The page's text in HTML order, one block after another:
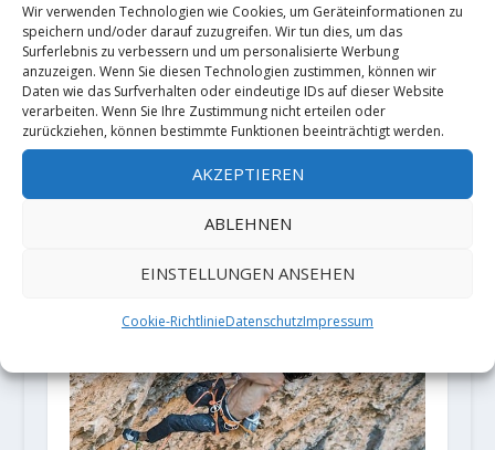
Wir verwenden Technologien wie Cookies, um Geräteinformationen zu
speichern und/oder darauf zuzugreifen. Wir tun dies, um das
Surferlebnis zu verbessern und um personalisierte Werbung
anzuzeigen. Wenn Sie diesen Technologien zustimmen, können wir
Daten wie das Surfverhalten oder eindeutige IDs auf dieser Website
verarbeiten. Wenn Sie Ihre Zustimmung nicht erteilen oder
zurückziehen, können bestimmte Funktionen beeinträchtigt werden.
AKZEPTIEREN
ABLEHNEN
EINSTELLUNGEN ANSEHEN
Cookie-RichtlinieDatenschutzImpressum
"Bornholm on the Rocks" – Die
zweite Auflage ist da